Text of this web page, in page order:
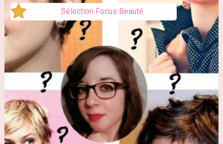
Sélection Focus Beauté